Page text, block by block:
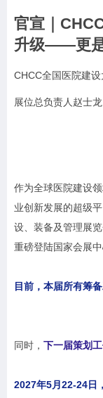
官宣｜
升级——更
CHCC全国医院建设
展位总负责人赵士
作为全球医院建设
业创新发展的超级
设、装备及管理展
重磅登陆国家会展中
目前，本届所有筹
同时， 下一届策划
2027年5月22-24日，